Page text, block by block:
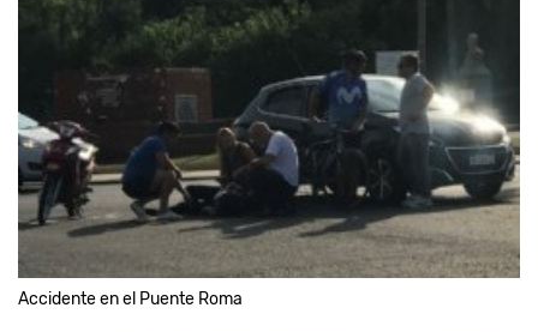
Accidente en el Puente Roma